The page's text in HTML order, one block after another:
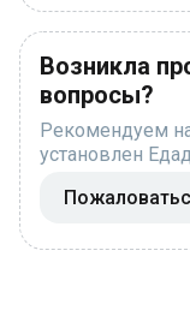
Возникла
вопросы?
Рекомендуем
установлен